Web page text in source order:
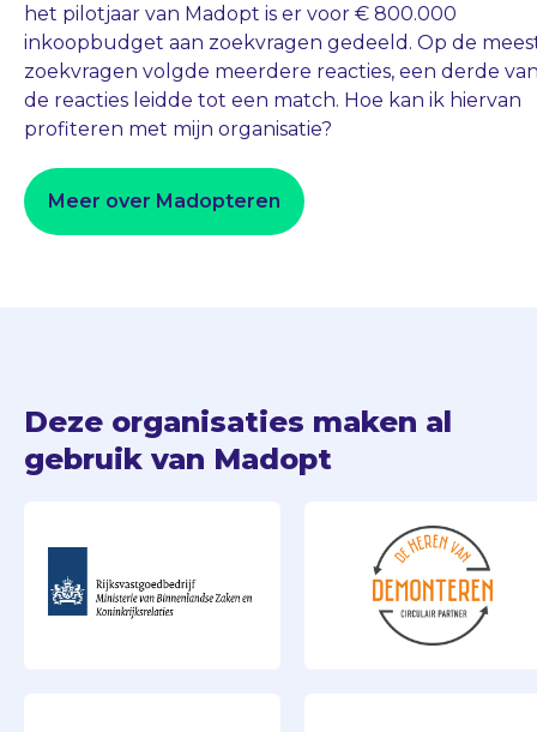
het pilotjaar van Madopt is er voor € 800.000
inkoopbudget aan zoekvragen gedeeld. Op de
zoekvragen volgde meerdere reacties, een derde
de reacties leidde tot een match. Hoe kan ik hiervan
profiteren met mijn organisatie?
Meer over Madopteren
Deze organisaties maken al
gebruik van Madopt